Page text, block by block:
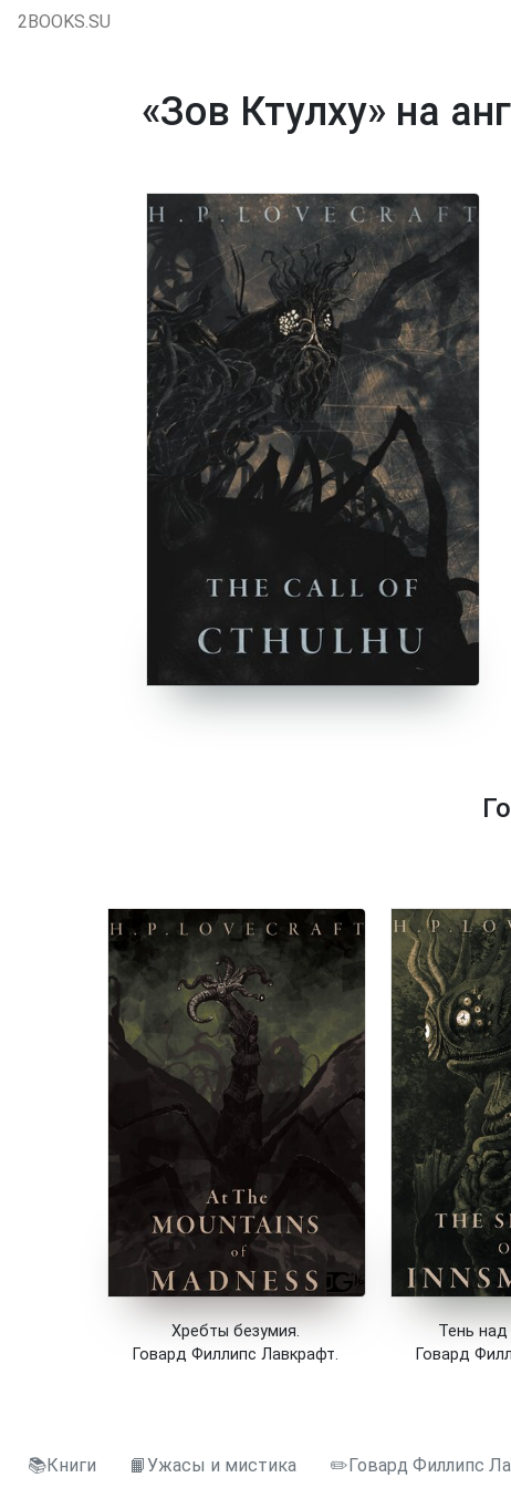
2BOOKS.SU
«Зов Ктулху» на
Хребты безумия.
Говард Филлипс Лавкрафт.
Тень
Говард
📚Книги 📙Ужасы и мистика ✏️Говард Филлипс